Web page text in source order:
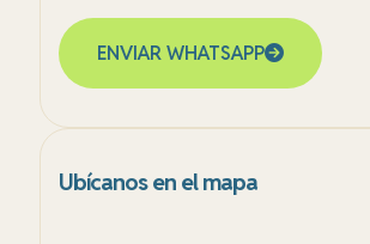
ENVIAR WHATSAPP
Ubícanos en el mapa